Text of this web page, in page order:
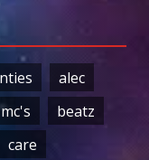
alec
beatz
care